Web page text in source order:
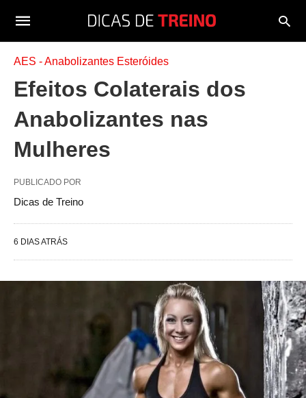
AES - Anabolizantes Esteróides
Efeitos Colaterais dos
Anabolizantes nas
Mulheres
PUBLICADO POR
Dicas de Treino
6 DIAS ATRÁS